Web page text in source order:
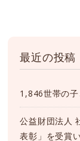
最近の投稿
1,846世帯の
公益財団法人
表彰」を受賞